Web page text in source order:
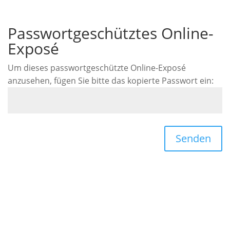
Passwortgeschütztes Online-
Exposé
Um dieses passwortgeschützte Online-Exposé
anzusehen, fügen Sie bitte das kopierte Passwort ein:
Senden